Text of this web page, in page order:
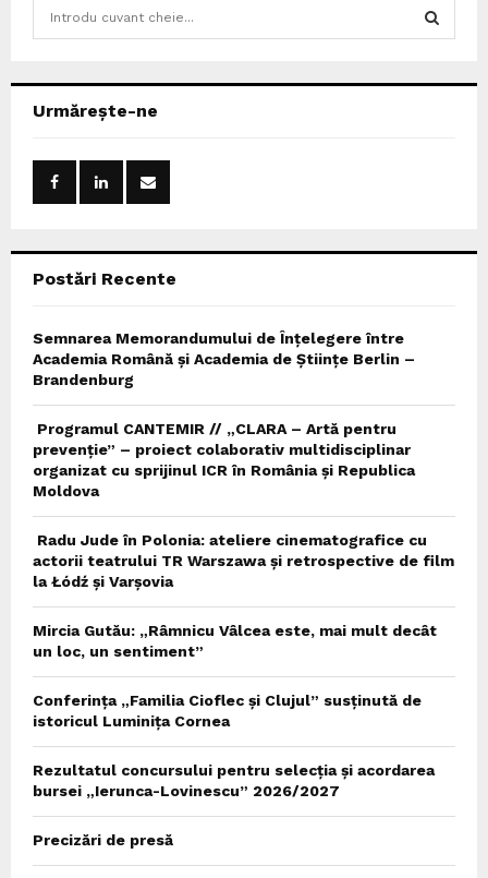
h
Urmărește-ne
Postări Recente
Semnarea Memorandumului de Înțelegere între
Academia Română și Academia de Științe Berlin –
Brandenburg
Programul CANTEMIR // „CLARA – Artă pentru
prevenție” – proiect colaborativ multidisciplinar
organizat cu sprijinul ICR în România și Republica
Moldova
Radu Jude în Polonia: ateliere cinematografice cu
actorii teatrului TR Warszawa și retrospective de film
la Łódź și Varșovia
Mircia Gutău: „Râmnicu Vâlcea este, mai mult decât
un loc, un sentiment”
Conferința „Familia Cioflec și Clujul” susținută de
istoricul Luminița Cornea
Rezultatul concursului pentru selecția și acordarea
bursei „Ierunca-Lovinescu” 2026/2027
Precizări de presă